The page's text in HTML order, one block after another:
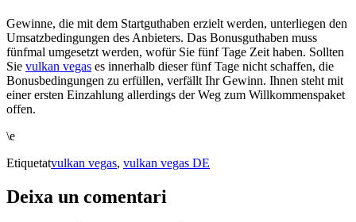
Gewinne, die mit dem Startguthaben erzielt werden, unterliegen den
Umsatzbedingungen des Anbieters. Das Bonusguthaben muss
fünfmal umgesetzt werden, wofür Sie fünf Tage Zeit haben. Sollten
Sie vulkan vegas es innerhalb dieser fünf Tage nicht schaffen, die
Bonusbedingungen zu erfüllen, verfällt Ihr Gewinn. Ihnen steht mit
einer ersten Einzahlung allerdings der Weg zum Willkommenspaket
offen.
\e
Etiquetatvulkan vegas, vulkan vegas DE
Deixa un comentari